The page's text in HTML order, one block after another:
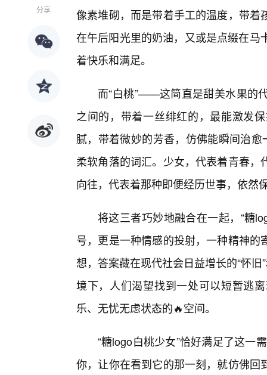
分享
像素堆砌，而是带着手工的温度，带
在午后阳光里的奶油，又或是点缀在
着快乐和满足。
而“白桃”——这简直是甜美水果的
之间的，带着一丝绯红的，最能激发
腻，带着微妙的芳香，仿佛能瞬间治
柔软角落的词汇。少女，代表着青春
向往，代表着那种即便经历世事，依然
将这三者巧妙地融合在一起，“糖
号，更是一种情感的投射，一种精神
想，答案藏在现代社会日益增长的“怀
境下，人们渴望找到一处可以短暂逃
乐、无忧无虑状态的🔥空间。
“糖logo白桃少女”恰好满足了这一
你，让你在看到它的那一刻，就仿佛